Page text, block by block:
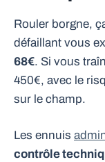
Rouler borgne,
défaillant vous
68€. Si vous
450€, avec le
sur le champ.
Les ennuis
contrôle